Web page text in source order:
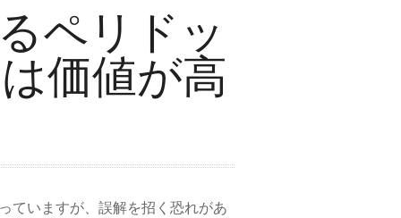
ペリドッ
価値が高
ていますが、誤解を招く恐れがあ